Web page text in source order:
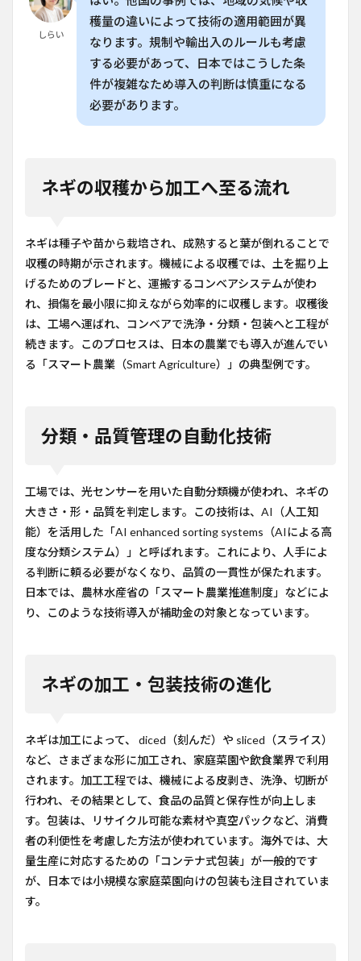
しらい
穫量の違いによって技術の適用範囲が異
なります。規制や輸出入のルールも考慮
する必要があって、日本ではこうした条
件が複雑なため導入の判断は慎重になる
必要があります。
ネギの収穫から加工へ至る流れ
ネギは種子や苗から栽培され、成熟すると葉が倒れることで
収穫の時期が示されます。機械による収穫では、土を掘り上
げるためのブレードと、運搬するコンベアシステムが使わ
れ、損傷を最小限に抑えながら効率的に収穫します。収穫後
は、工場へ運ばれ、コンベアで洗浄・分類・包装へと工程が
続きます。このプロセスは、日本の農業でも導入が進んでい
る「スマート農業（Smart Agriculture）」の典型例です。
分類・品質管理の自動化技術
工場では、光センサーを用いた自動分類機が使われ、ネギの
大きさ・形・品質を判定します。この技術は、AI（人工知
能）を活用した「AI enhanced sorting systems（AIによる高
度な分類システム）」と呼ばれます。これにより、人手によ
る判断に頼る必要がなくなり、品質の一貫性が保たれます。
日本では、農林水産省の「スマート農業推進制度」などによ
り、このような技術導入が補助金の対象となっています。
ネギの加工・包装技術の進化
ネギは加工によって、 diced（刻んだ）や sliced（スライス）
など、さまざまな形に加工され、家庭菜園や飲食業界で利用
されます。加工工程では、機械による皮剥き、洗浄、切断が
行われ、その結果として、食品の品質と保存性が向上しま
す。包装は、リサイクル可能な素材や真空パックなど、消費
者の利便性を考慮した方法が使われています。海外では、大
量生産に対応するための「コンテナ式包装」が一般的です
が、日本では小規模な家庭菜園向けの包装も注目されていま
す。